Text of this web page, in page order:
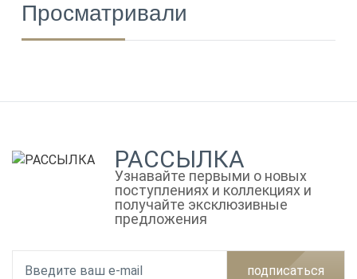
Просматривали
РАССЫЛКА
Узнавайте первыми о новых
поступлениях и коллекциях и
получайте эксклюзивные
предложения
подписаться